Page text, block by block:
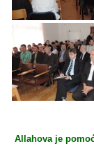
Allahova je